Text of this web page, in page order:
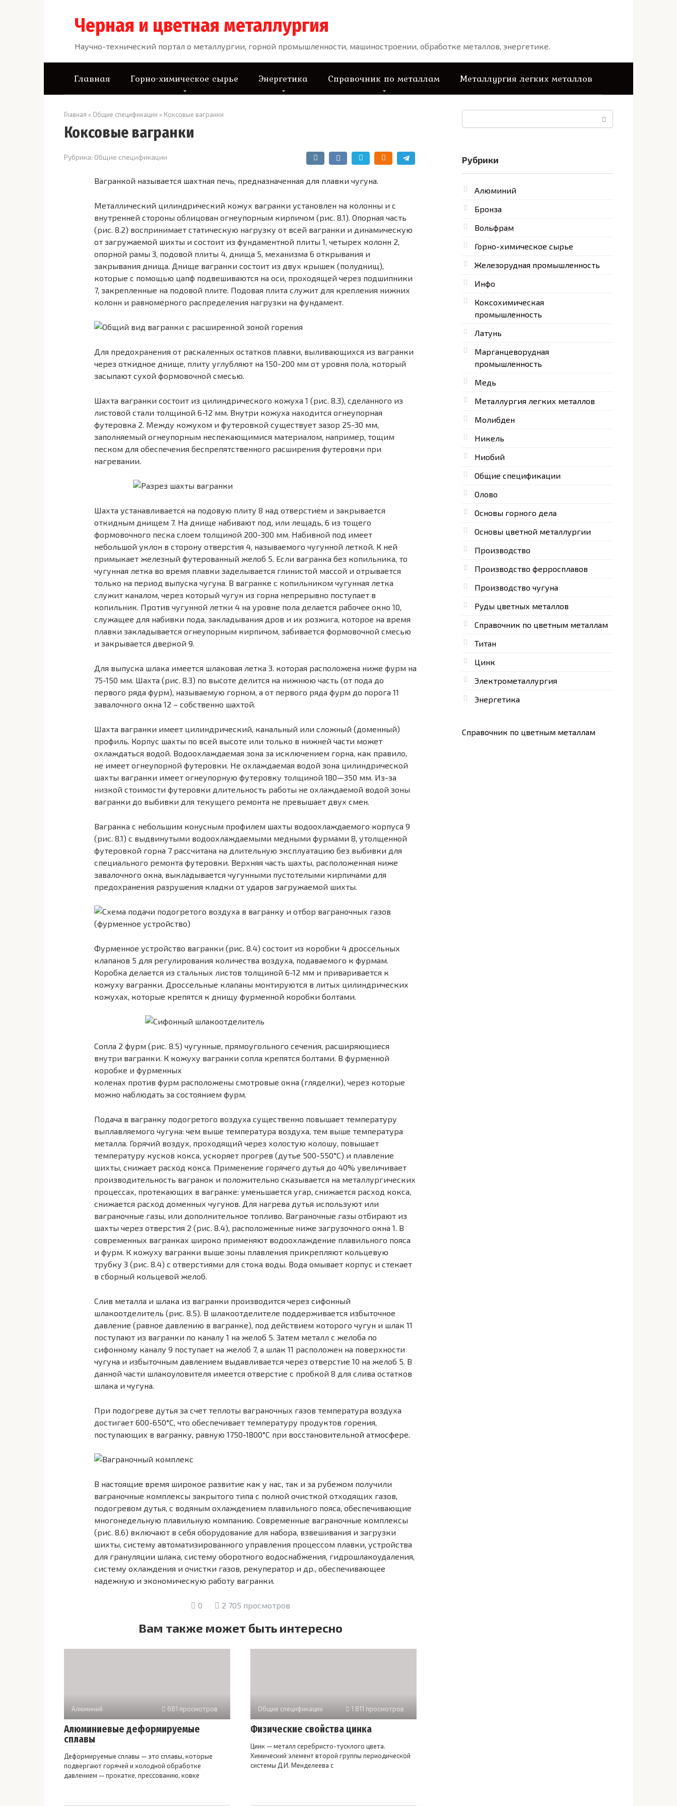
Черная и цветная металлургия
Научно-технический портал о металлургии, горной промышленности, машиностроении, обработке металлов, энергетике.
Главная Горно-химическое сырье Энергетика Справочник по металлам Металлургия легких металлов
Главная » Общие спецификации » Коксовые вагранки
Коксовые вагранки
Рубрика: Общие спецификации
Вагранкой называется шахтная печь, предназначенная для плавки чугуна.
Металлический цилиндрический кожух вагранки установлен на колонны и с
внутренней стороны облицован огнеупорным кирпичом (рис. 8.1). Опорная часть
(рис. 8.2) воспринимает статическую нагрузку от всей вагранки и динамическую
от загружаемой шихты и состоит из фундаментной плиты 1, четырех колонн 2,
опорной рамы 3, подовой плиты 4, днища 5, механизма 6 открывания и
закрывания днища. Днище вагранки состоит из двух крышек (полуднищ),
которые с помощью цапф подвешиваются на оси, проходящей через подшипники
7, закрепленные на подовой плите. Подовая плита служит для крепления нижних
колонн и равномерного распределения нагрузки на фундамент.
Для предохранения от раскаленных остатков плавки, выливающихся из вагранки
через откидное днище, плиту углубляют на 150-200 мм от уровня пола, который
засыпают сухой формовочной смесью.
Шахта вагранки состоит из цилиндрического кожуха 1 (рис. 8.3), сделанного из
листовой стали толщиной 6-12 мм. Внутри кожуха находится огнеупорная
футеровка 2. Между кожухом и футеровкой существует зазор 25-30 мм,
заполняемый огнеупорным неспекающимися материалом, например, тощим
песком для обеспечения беспрепятственного расширения футеровки при
нагревании.
Шахта устанавливается на подовую плиту 8 над отверстием и закрывается
откидным днищем 7. На днище набивают под, или лещадь, 6 из тощего
формовочного песка слоем толщиной 200-300 мм. Набивной под имеет
небольшой уклон в сторону отверстия 4, называемого чугунной леткой. К ней
примыкает железный футерованный желоб 5. Если вагранка без копильника, то
чугунная летка во время плавки заделывается глинистой массой и отрывается
только на период выпуска чугуна. В вагранке с копильником чугунная летка
служит каналом, через который чугун из горна непрерывно поступает в
копильник. Против чугунной летки 4 на уровне пола делается рабочее окно 10,
служащее для набивки пода, закладывания дров и их розжига, которое на время
плавки закладывается огнеупорным кирпичом, забивается формовочной смесью
и закрывается дверкой 9.
Для выпуска шлака имеется шлаковая летка 3. которая расположена ниже фурм на
75-150 мм. Шахта (рис. 8.3) по высоте делится на нижнюю часть (от пода до
первого ряда фурм), называемую горном, а от первого ряда фурм до порога 11
завалочного окна 12 – собственно шахтой.
Шахта вагранки имеет цилиндрический, канальный или сложный (доменный)
профиль. Корпус шахты по всей высоте или только в нижней части может
охлаждаться водой. Водоохлаждаемая зона за исключением горна, как правило,
не имеет огнеупорной футеровки. Не охлаждаемая водой зона цилиндрической
шахты вагранки имеет огнеупорную футеровку толщиной 180—350 мм. Из-за
низкой стоимости футеровки длительность работы не охлаждаемой водой зоны
вагранки до выбивки для текущего ремонта не превышает двух смен.
Вагранка с небольшим конусным профилем шахты водоохлаждаемого корпуса 9
(рис. 8.1) с выдвинутыми водоохлаждаемыми медными фурмами 8, утолщенной
футеровкой горна 7 рассчитана на длительную эксплуатацию без выбивки для
специального ремонта футеровки. Верхняя часть шахты, расположенная ниже
завалочного окна, выкладывается чугунными пустотелыми кирпичами для
предохранения разрушения кладки от ударов загружаемой шихты.
Фурменное устройство вагранки (рис. 8.4) состоит из коробки 4 дроссельных
клапанов 5 для регулирования количества воздуха, подаваемого к фурмам.
Коробка делается из стальных листов толщиной 6-12 мм и приваривается к
кожуху вагранки. Дроссельные клапаны монтируются в литых цилиндрических
кожухах, которые крепятся к днищу фурменной коробки болтами.
Сопла 2 фурм (рис. 8.5) чугунные, прямоугольного сечения, расширяющиеся
внутри вагранки. К кожуху вагранки сопла крепятся болтами. В фурменной
коробке и фурменных
коленах против фурм расположены смотровые окна (гляделки), через которые
можно наблюдать за состоянием фурм.
Подача в вагранку подогретого воздуха существенно повышает температуру
выплавляемого чугуна: чем выше температура воздуха, тем выше температура
металла. Горячий воздух, проходящий через холостую колошу, повышает
температуру кусков кокса, ускоряет прогрев (дутье 500-550°С) и плавление
шихты, снижает расход кокса. Применение горячего дутья до 40% увеличивает
производительность вагранок и положительно сказывается на металлургических
процессах, протекающих в вагранке: уменьшается угар, снижается расход кокса,
снижается расход доменных чугунов. Для нагрева дутья используют или
ваграночные газы, или дополнительное топливо. Ваграночные газы отбирают из
шахты через отверстия 2 (рис. 8.4), расположенные ниже загрузочного окна 1. В
современных вагранках широко применяют водоохлаждение плавильного пояса
и фурм. К кожуху вагранки выше зоны плавления прикрепляют кольцевую
трубку 3 (рис. 8.4) с отверстиями для стока воды. Вода омывает корпус и стекает
в сборный кольцевой желоб.
Слив металла и шлака из вагранки производится через сифонный
шлакоотделитель (рис. 8.5). В шлакоотделителе поддерживается избыточное
давление (равное давлению в вагранке), под действием которого чугун и шлак 11
поступают из вагранки по каналу 1 на желоб 5. Затем металл с желоба по
сифонному каналу 9 поступает на желоб 7, а шлак 11 расположен на поверхности
чугуна и избыточным давлением выдавливается через отверстие 10 на желоб 5. В
данной части шлакоуловителя имеется отверстие с пробкой 8 для слива остатков
шлака и чугуна.
При подогреве дутья за счет теплоты ваграночных газов температура воздуха
достигает 600-650°С, что обеспечивает температуру продуктов горения,
поступающих в вагранку, равную 1750-1800°С при восстановительной атмосфере.
В настоящие время широкое развитие как у нас, так и за рубежом получили
ваграночные комплексы закрытого типа с полной очисткой отходящих газов,
подогревом дутья, с водяным охлаждением плавильного пояса, обеспечивающие
многонедельную плавильную компанию. Современные ваграночные комплексы
(рис. 8.6) включают в себя оборудование для набора, взвешивания и загрузки
шихты, систему автоматизированного управления процессом плавки, устройства
для грануляции шлака, систему оборотного водоснабжения, гидрошлакоудаления,
систему охлаждения и очистки газов, рекуператор и др., обеспечивающее
надежную и экономическую работу вагранки.
0 2 705 просмотров
Вам также может быть интересно
Алюминий 681 просмотров
Алюминиевые деформируемые
сплавы
Деформируемые сплавы — это сплавы, которые
подвергают горячей и холодной обработке
давлением — прокатке, прессованию, ковке
Общие спецификации 1 811 просмотров
Физические свойства цинка
Цинк — металл серебристо-тусклого цвета.
Химический элемент второй группы периодической
системы Д.И. Менделеева с
Рубрики
Алюминий
Бронза
Вольфрам
Горно-химическое сырье
Железорудная промышленность
Инфо
Коксохимическая
промышленность
Латунь
Марганцеворудная
промышленность
Медь
Металлургия легких металлов
Молибден
Никель
Ниобий
Общие спецификации
Олово
Основы горного дела
Основы цветной металлургии
Производство
Производство ферросплавов
Производство чугуна
Руды цветных металлов
Справочник по цветным металлам
Титан
Цинк
Электрометаллургия
Энергетика
Справочник по цветным металлам